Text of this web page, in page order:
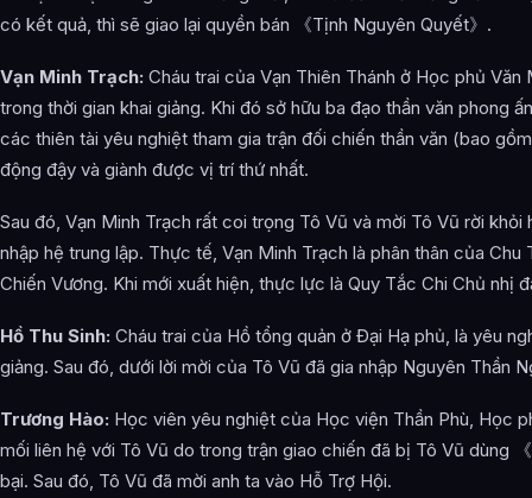
có kết quả, thì sẽ giao lại quyền bán 《Tịnh Nguyên Quyết》.
Vạn Minh Trạch: Cháu trai của Vạn Thiên Thánh ở Học phủ Văn
trong thời gian khai giảng. Khi đó sở hữu ba đạo thần văn phong
các thiên tài yêu nghiệt tham gia trận đối chiến thần văn (bao
động đậy và giành được vị trí thứ nhất.
Sau đó, Vạn Minh Trạch rất coi trọng Tô Vũ và mời Tô Vũ rời khỏi
nhập hệ trung lập. Thực tế, Vạn Minh Trạch là phân thân của
Chiến Vương. Khi mới xuất hiện, thực lực là Quy Tắc Chi Chủ nhị
Hồ Thu Sinh: Cháu trai của Hồ tổng quản ở Đại Hạ phủ, là yêu
giảng. Sau đó, dưới lời mời của Tô Vũ đã gia nhập Nguyên Thần
Trương Hào: Học viên yêu nghiệt của Học viện Thần Phù, Học
mối liên hệ với Tô Vũ do trong trận giao chiến đã bị Tô Vũ dùng
bại. Sau đó, Tô Vũ đã mời anh ta vào Hỗ Trợ Hội.